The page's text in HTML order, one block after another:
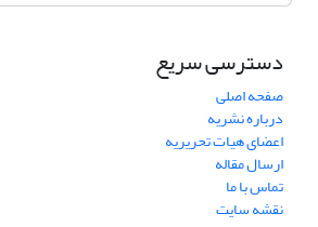
دسترسی سریع
صفحه اصلی
درباره نشریه
اعضای هیات تحریریه
ارسال مقاله
تماس با ما
نقشه سایت